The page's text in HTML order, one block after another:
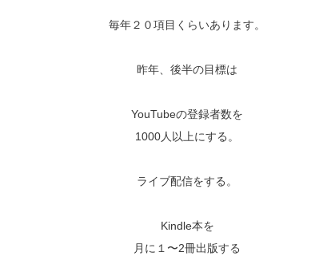
毎年２０項目くらいあります。
昨年、後半の目標は
YouTubeの登録者数を
1000人以上にする。
ライブ配信をする。
Kindle本を
月に１〜2冊出版する